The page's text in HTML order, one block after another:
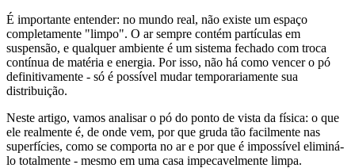
É importante entender: no mundo real, não existe um espaço
completamente "limpo". O ar sempre contém partículas em
suspensão, e qualquer ambiente é um sistema fechado com troca
contínua de matéria e energia. Por isso, não há como vencer o pó
definitivamente - só é possível mudar temporariamente sua
distribuição.
Neste artigo, vamos analisar o pó do ponto de vista da física: o que
ele realmente é, de onde vem, por que gruda tão facilmente nas
superfícies, como se comporta no ar e por que é impossível eliminá-
lo totalmente - mesmo em uma casa impecavelmente limpa.